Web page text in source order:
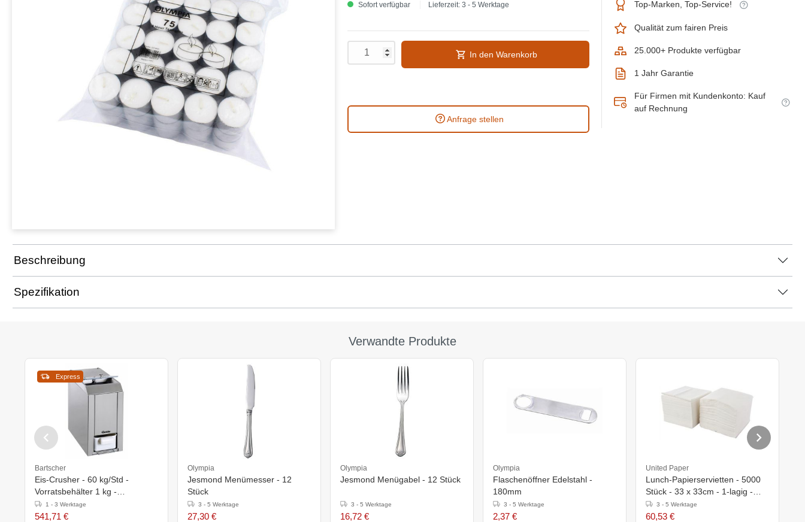
Sofort verfügbar Lieferzeit: 3 - 5 Werktage
In den Warenkorb
Anfrage stellen
Top-Marken, Top-Service!
Qualität zum fairen Preis
25.000+ Produkte verfügbar
1 Jahr Garantie
Für Firmen mit Kundenkonto: Kauf
auf Rechnung
Beschreibung
Spezifikation
Verwandte Produkte
Express
Bartscher
Eis-Crusher - 60 kg/Std -
Vorratsbehälter 1 kg -
173x380x(h)385mm
1 - 3 Werktage
541,71 €
Olympia
Jesmond Menümesser - 12
Stück
3 - 5 Werktage
27,30 €
Olympia
Jesmond Menügabel - 12 Stück
3 - 5 Werktage
16,72 €
Olympia
Flaschenöffner Edelstahl -
180mm
3 - 5 Werktage
2,37 €
United Paper
Lunch-Papierservietten - 5000
Stück - 33 x 33cm - 1-lagig -
Weiß3 - 5 Werktage
60,53 €